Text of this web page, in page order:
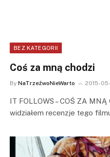
BEZ KATEGORII
Coś za mną chodzi
By NaTrzeźwoNieWarto 2015-
IT FOLLOWS – COŚ ZA
widziałem recenzje tego